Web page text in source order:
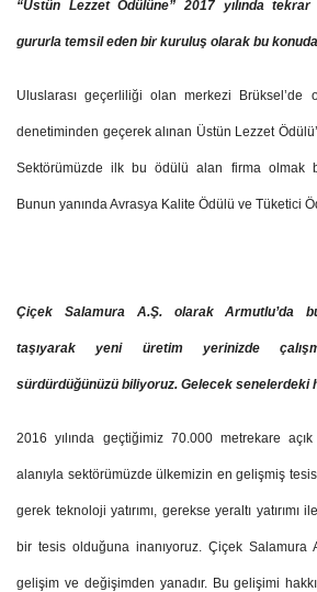
“Üstün Lezzet Ödülüne” 2017 yılında
gururla temsil eden bir kuruluş olarak bu
Uluslarası geçerliliği olan merkezi
denetiminden geçerek alınan Üstün Lezzet
Sektörümüzde ilk bu ödülü alan firma olmak
Bunun yanında Avrasya Kalite Ödülü ve Tüketici
Çiçek Salamura A.Ş. olarak Armutlu’da
taşıyarak yeni üretim yerinizde
sürdürdüğünüzü biliyoruz. Gelecek senelerdeki
2016 yılında geçtiğimiz 70.000 metrekare
alanıyla sektörümüzde ülkemizin en gelişmiş
gerek teknoloji yatırımı, gerekse yeraltı
bir tesis olduğuna inanıyoruz. Çiçek Salamura
gelişim ve değişimden yanadır. Bu gelişimi